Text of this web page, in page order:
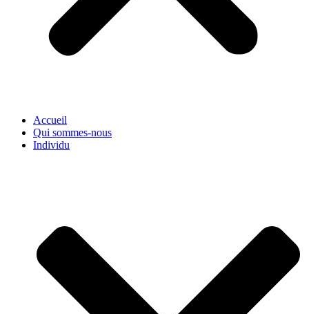
Accueil
Qui sommes-nous
Individu